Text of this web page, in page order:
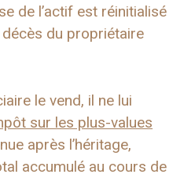
de l’actif est réinitialisé
du propriétaire
le vend, il ne lui
sur les plus-values
après l’héritage,
accumulé au cours de